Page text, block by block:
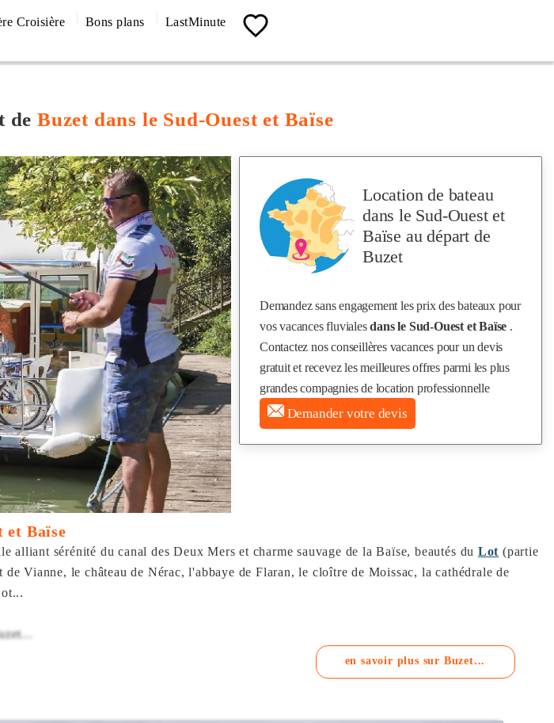
04 67 13 19 62
Croisière Bons plans LastMinute
deBuzet dans le Sud-Ouest et Baïse
Location de bateau
dans le Sud-Ouest et
Baïse au départ de
Buzet
Demandez sans engagement les prix des bateaux pour
vos vacances fluvialesdans le Sud-Ouest et Baïse .
Contactez nos conseillères vacances pour un devis
gratuit et recevez les meilleures offres parmi les plus
grandes compagnies de location professionnelle
Demander votre devis
et Baïse
sérénité du canal des Deux Mers et charme sauvage de la Baïse, beautés du Lot (partie
Vianne, le château de Nérac, l'abbaye de Flaran, le cloître de Moissac, la cathédrale de
en savoir plus sur Buzet...